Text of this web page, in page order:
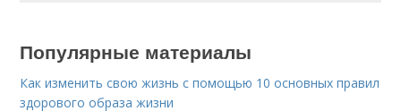
Популярные материалы
Как изменить свою жизнь с помощью 10 основных правил
здорового образа жизни